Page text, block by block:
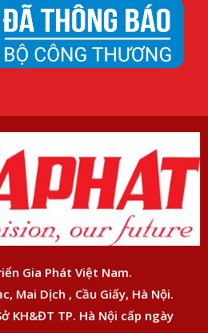
Gia Phát Việt Nam.
Mai Dịch , Cầu Giấy, Hà Nội.
KH&ĐT TP. Hà Nội cấp ngày